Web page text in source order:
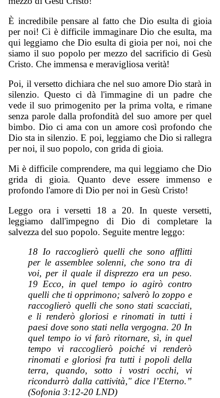
È incredibile pensare al fatto che Dio esulta di gioia
per noi! Ci è difficile immaginare Dio che esulta, ma
qui leggiamo che Dio esulta di gioia per noi, noi che
siamo il suo popolo per mezzo del sacrificio di Gesù
Cristo. Che immensa e meravigliosa verità!
Poi, il versetto dichiara che nel suo amore Dio starà in
silenzio. Questo ci dà l'immagine di un padre che
vede il suo primogenito per la prima volta, e rimane
senza parole dalla profondità del suo amore per quel
bimbo. Dio ci ama con un amore così profondo che
Dio sta in silenzio. E poi, leggiamo che Dio si rallegra
per noi, il suo popolo, con grida di gioia.
Mi è difficile comprendere, ma qui leggiamo che Dio
grida di gioia. Quanto deve essere immenso e
profondo l'amore di Dio per noi in Gesù Cristo!
Leggo ora i versetti 18 a 20. In queste versetti,
leggiamo dall'impegno di Dio di completare la
salvezza del suo popolo. Seguite mentre leggo:
18 Io raccoglierò quelli che sono afflitti
per le assemblee solenni, che sono tra di
voi, per il quale il disprezzo era un peso.
19 Ecco, in quel tempo io agirò contro
quelli che ti opprimono; salverò lo zoppo e
raccoglierò quelli che sono stati scacciati,
e li renderò gloriosi e rinomati in tutti i
paesi dove sono stati nella vergogna. 20 In
quel tempo io vi farò ritornare, sì, in quel
tempo vi raccoglierò poiché vi renderò
rinomati e gloriosi fra tutti i popoli della
terra, quando, sotto i vostri occhi, vi
ricondurrò dalla cattività," dice l’Eterno.”
(Sofonia 3:12-20 LND)